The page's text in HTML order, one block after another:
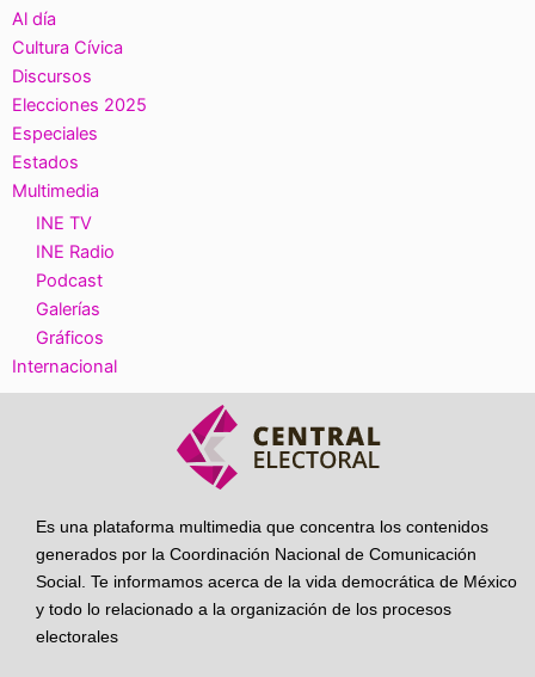
Al día
Cultura Cívica
Discursos
Elecciones 2025
Especiales
Estados
Multimedia
INE TV
INE Radio
Podcast
Galerías
Gráficos
Internacional
Es una plataforma multimedia que concentra los contenidos
generados por la Coordinación Nacional de Comunicación
Social. Te informamos acerca de la vida democrática de México
y todo lo relacionado a la organización de los procesos
electorales